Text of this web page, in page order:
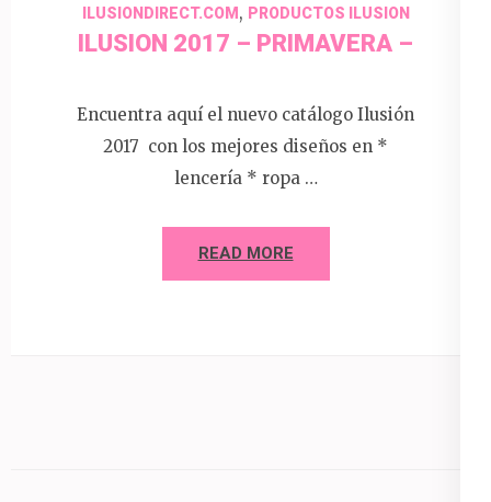
ILUSIONDIRECT.COM, PRODUCTOS ILUSION
ILUSION 2017 – PRIMAVERA –
Encuentra aquí el nuevo catálogo Ilusión
2017 con los mejores diseños en *
lencería * ropa …
READ MORE